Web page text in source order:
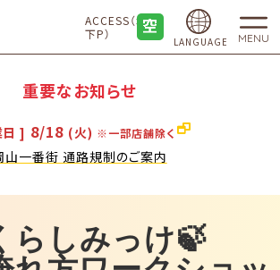
ACCESS（地
下P）
LANGUAGE MENU
重要なお知らせ
] 8/18 (火) ※一部店舗除く
山一番街 通路規制のご案内
らしみっけ🍃